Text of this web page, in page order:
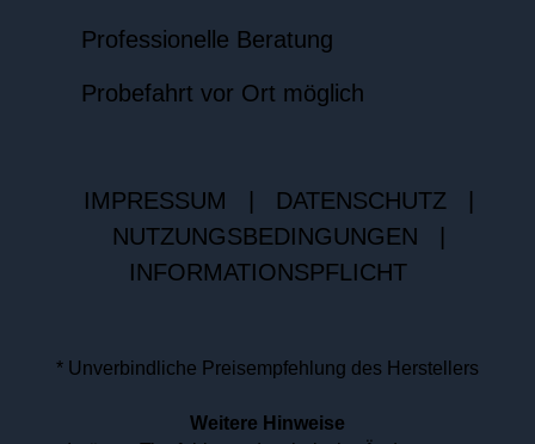
Professionelle Beratung
Probefahrt vor Ort möglich
IMPRESSUM DATENSCHUTZ
NUTZUNGSBEDINGUNGEN
INFORMATIONSPFLICHT
* Unverbindliche Preisempfehlung des Herstellers
Weitere Hinweise